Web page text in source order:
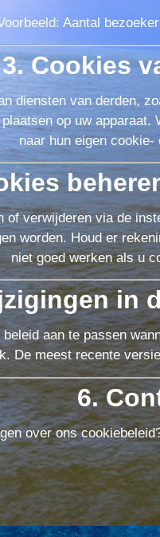
Aantal
3. Cookies
diensten van derden,
op uw
naar hun eigen
of verwijderen via de
worden. Houd er
niet goed werken als u
in
aan te passen
De meest recente
6.
over ons